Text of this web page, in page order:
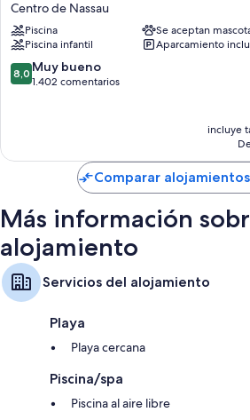
Nassau
Downtown/Junkanoo
Beach
Centro
de
Centro de Nassau
Piscina
Se aceptan
Piscina infantil
Aparcamiento
8.0
sobre
8,0 Muy bueno
1.402 comentarios
incluye
Comparar
Más información
alojamiento
Servicios del alojamiento
Playa
Playa cercana
Piscina/spa
Piscina al aire libre